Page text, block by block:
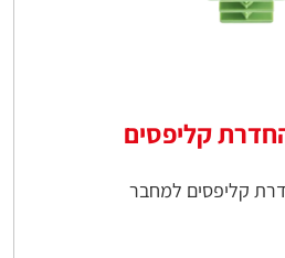
קליפסים
קליפסים למחבר